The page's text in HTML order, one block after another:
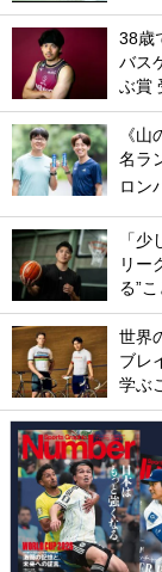
38歳
バス
ぶ賞
《
名ラ
ロン
「
リー
る”
世界
ブレ
学ぶ